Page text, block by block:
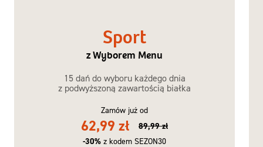
Sport
z Wyborem Menu
15 dań do wyboru każdego dnia
z podwyższoną zawartością białka
Zamów już od
62,99 zł
89,99 zł
-30% z kodem SEZON30